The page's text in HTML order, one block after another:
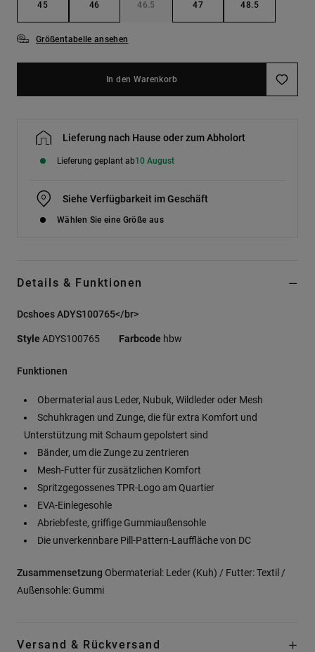
45 46 46.5 47 48.5
Größentabelle ansehen
In den Warenkorb
Lieferung nach Hause oder zum Abholort
Lieferung geplant ab10 August
Siehe Verfügbarkeit im Geschäft
Wählen Sie eine Größe aus
Details & Funktionen
Dcshoes ADYS100765</br>
Style ADYS100765 Farbcode hbw
Funktionen
Obermaterial aus Leder, Nubuk, Wildleder oder Mesh
Schuhkragen und Zunge, die für extra Komfort und
Unterstützung mit Schaum gepolstert sind
Bänder, um die Zunge zu zentrieren
Mesh-Futter für zusätzlichen Komfort
Spritzgegossenes TPR-Logo am Quartier
EVA-Einlegesohle
Abriebfeste, griffige Gummiaußensohle
Die unverkennbare Pill-Pattern-Lauffläche von DC
Zusammensetzung Obermaterial: Leder (Kuh) / Futter: Textil /
Außensohle: Gummi
Versand & Rückversand